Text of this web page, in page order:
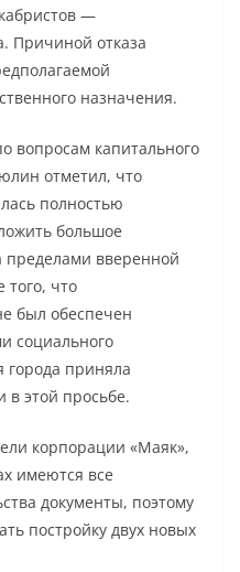
—
Причиной отказа
назначения.
вопросам капитального
отметил, что
полностью
большое
пределами вверенной
что
был обеспечен
социального
города приняла
в этой просьбе.
корпорации «Маяк»,
имеются все
документы, поэтому
постройку двух новых